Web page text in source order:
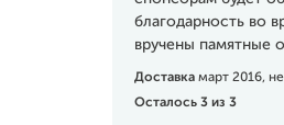
благодарность во
вручены памятные
Доставка март 2016,
Осталось 3 из 3